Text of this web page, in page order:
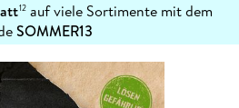
12auf viele Sortimente mit dem
SOMMER13